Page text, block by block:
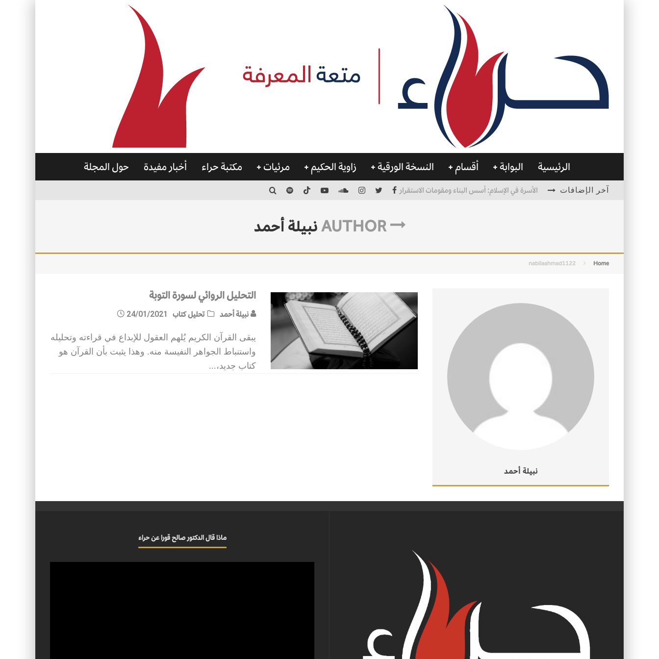
الرئيسية البوابة أقسام النسخة الورقية زاوية الحكيم مرئيات مكتبة حراء أخبار مفيدة حول المجلة
آخر الإضافات الأسرة في الإسلام: أسس البناء ومقومات الاستقرار
AUTHOR نبيلة أحمد
Home
nabilaahmad1122
نبيلة أحمد
التحليل الروائي لسورة التوبة
نبيلة أحمد تحليل كتاب 24/01/2021
يبقى القرآن الكريم يُلهم العقول للإبداع في قراءته وتحليله
واستنباط الجواهر النفيسة منه. وهذا يثبت بأن القرآن هو
كتاب جديد، ...
ماذا قال الدكتور صالح قورا عن حراء